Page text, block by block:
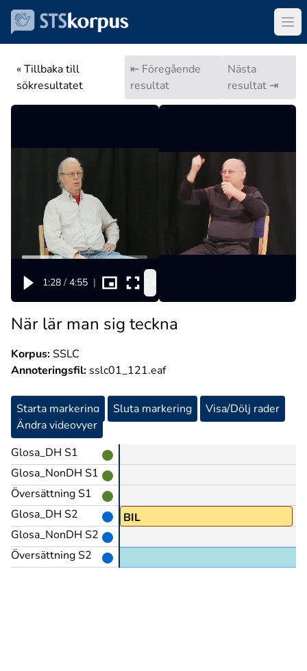
« Tillbaka till
sökresultatet
⇤ Föregående
resultat
Nästa
resultat ⇥
1:28 / 4:55 |
När lär man sig teckna
Korpus:SSLC
Annoteringsfil: sslc01_121.eaf
Starta markering Sluta markering
Visa/Dölj rader
Ändra videovyer
Glosa_DH S1
Glosa_NonDH S1
Översättning S1
Glosa_DH S2
Glosa_NonDH S2
Översättning S2
BIL